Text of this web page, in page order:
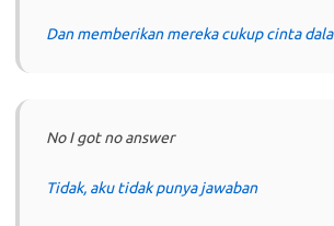
Dan memberikan mereka cukup cinta
No I got no answer
Tidak, aku tidak punya jawaban